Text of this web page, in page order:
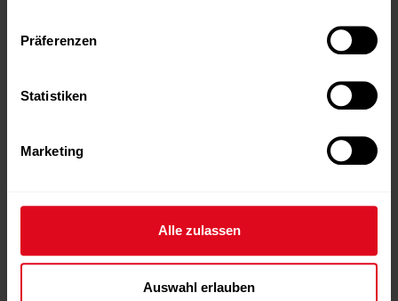
Präferenzen
Statistiken
Marketing
Alle zulassen
Auswahl erlauben
Eckdatenstudie
weiterlesen